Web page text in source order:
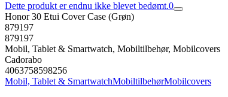
Dette produkt er endnu ikke blevet bedømt.0
Honor 30 Etui Cover Case (Grøn)
879197
879197
Mobil, Tablet & Smartwatch, Mobiltilbehør, Mobilcovers
Cadorabo
4063758598256
Mobil, Tablet & SmartwatchMobiltilbehørMobilcovers